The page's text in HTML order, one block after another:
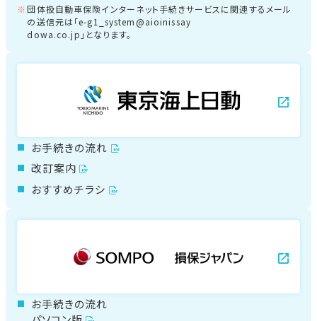
団体扱自動車保険インターネット手続きサービスに関連するメール
の送信元は「e-g1_system@aioinissay
dowa.co.jp」となります。
お手続きの流れ
改訂案内
おすすめチラシ
お手続きの流れ